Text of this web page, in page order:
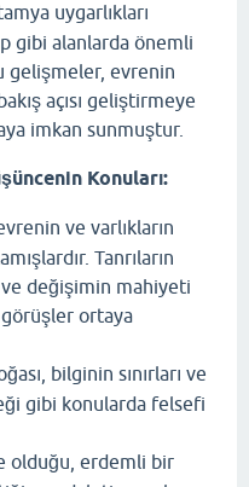
uygarlıkları
gibi alanlarda önemli
gelişmeler, evrenin
açısı geliştirmeye
imkan sunmuştur.
Konuları:
ve varlıkların
Tanrıların
ve değişimin mahiyeti
ortaya
bilginin sınırları ve
gibi konularda felsefi
olduğu, erdemli bir